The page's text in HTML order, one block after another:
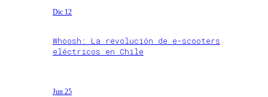
Dic 12
Whoosh: La revolución de e-scooters
eléctricos en Chile
Jun 25